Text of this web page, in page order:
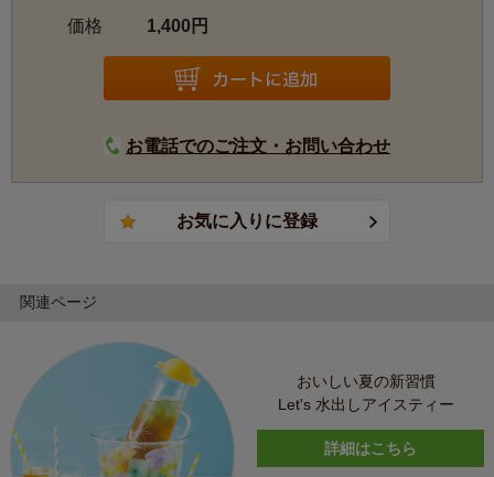
価格
1,400円
お電話でのご注文・お問い合わせ
関連ページ
おいしい夏の新習慣
Let's 水出しアイスティー
詳細はこちら